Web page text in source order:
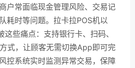
户常面临现金管理风险、交易记
耗时等问题。拉卡拉POS机以
这些痛点：支持银行卡、扫码、
式，让顾客无需切换App即可完
控系统实时监测异常交易，保障